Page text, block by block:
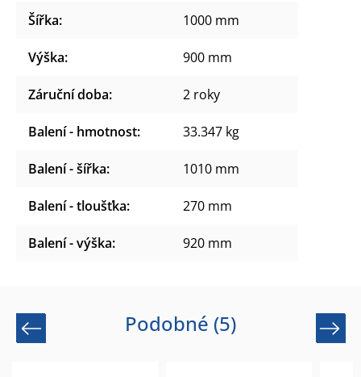
Šířka: 1000 mm
Výška: 900 mm
Záruční doba: 2 roky
Balení - hmotnost: 33.347 kg
Balení - šířka: 1010 mm
Balení - tloušťka: 270 mm
Balení - výška: 920 mm
Podobné (5)
Previous Next